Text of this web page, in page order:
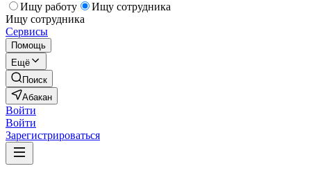
Ищу работу
Ищу сотрудника
Ищу сотрудника
Сервисы
Помощь
Ещё
Поиск
Абакан
Войти
Войти
Зарегистрироваться